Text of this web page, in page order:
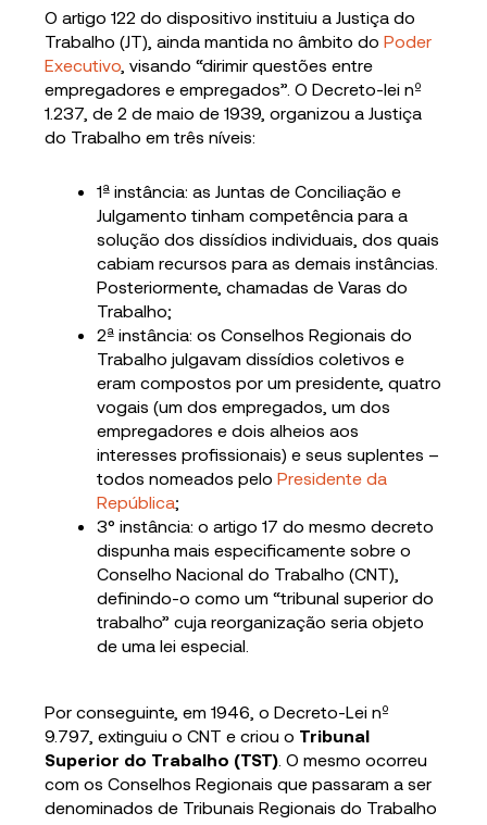
O artigo 122 do dispositivo instituiu a Justiça do
Trabalho (JT), ainda mantida no âmbito doPoder
Executivo , visando “dirimir questões entre
empregadores e empregados”. O Decreto-lei nº
1.237, de 2 de maio de 1939, organizou a Justiça
do Trabalho em três níveis:
1ª instância: as Juntas de Conciliação e
Julgamento tinham competência para a
solução dos dissídios individuais, dos quais
cabiam recursos para as demais instâncias.
Posteriormente, chamadas de Varas do
Trabalho;
2ª instância: os Conselhos Regionais do
Trabalho julgavam dissídios coletivos e
eram compostos por um presidente, quatro
vogais (um dos empregados, um dos
empregadores e dois alheios aos
interesses profissionais) e seus suplentes –
todos nomeados peloPresidente da
República;
3° instância: o artigo 17 do mesmo decreto
dispunha mais especificamente sobre o
Conselho Nacional do Trabalho (CNT),
definindo-o como um “tribunal superior do
trabalho” cuja reorganização seria objeto
de uma lei especial.
Por conseguinte, em 1946, o Decreto-Lei nº
9.797, extinguiu o CNT e criou o Tribunal
Superior do Trabalho (TST) . O mesmo ocorreu
com os Conselhos Regionais que passaram a ser
denominados de Tribunais Regionais do Trabalho